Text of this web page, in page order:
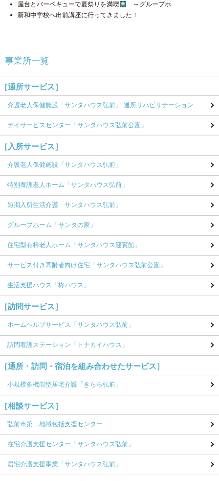
屋台とバーベキューで夏祭りを満喫
～グループホ
新和中学校へ出前講座に行ってきました！
事業所一覧
［通所サービス］
介護老人保健施設 「サンタハウス弘前」 通所リハビリテーション
デイサービスセンター 「サンタハウス弘前公園」
［入所サービス］
介護老人保健施設 「サンタハウス弘前」
特別養護老人ホーム 「サンタハウス弘前」
短期入所生活介護 「サンタハウス弘前」
グループホーム 「サンタの家」
住宅型有料老人ホーム 「サンタハウス迎賓館」
サービス付き高齢者向け住宅 「サンタハウス弘前公園」
生活支援ハウス 「柊ハウス」
［訪問サービス］
ホームヘルプサービス 「サンタハウス弘前」
訪問看護ステーション 「トナカイハウス」
［通所・訪問・宿泊を組み合わせたサービス］
小規模多機能型居宅介護 「きらら弘前」
［相談サービス］
弘前市第二地域包括支援センター
在宅介護支援センター 「サンタハウス弘前」
居宅介護支援事業 「サンタハウス弘前」